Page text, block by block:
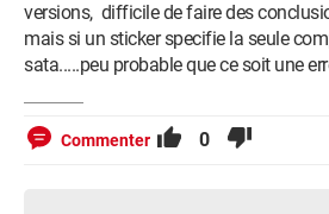
versions, difficile de faire des
mais si un sticker specifie la seule
sata.....peu probable que ce soit une
Commenter 0